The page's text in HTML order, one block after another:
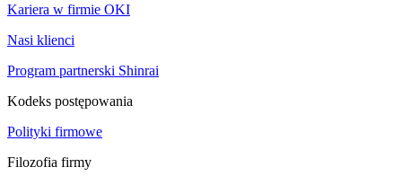
Kariera w firmie OKI
Nasi klienci
Program partnerski Shinrai
Kodeks postępowania
Polityki firmowe
Filozofia firmy